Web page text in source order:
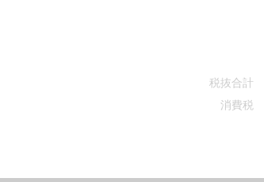
税抜合計
消費税